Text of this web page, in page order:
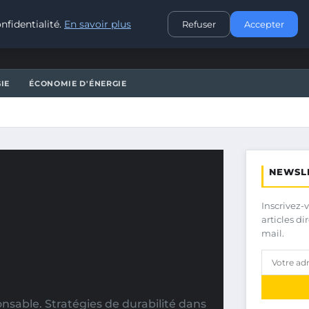
CONTACT
ÉCONOMIE D'ÉNERGIE
Stratégies de durabilité dans
Inscrivez-
articles
mail.
En savoir plus Refuser Accepter